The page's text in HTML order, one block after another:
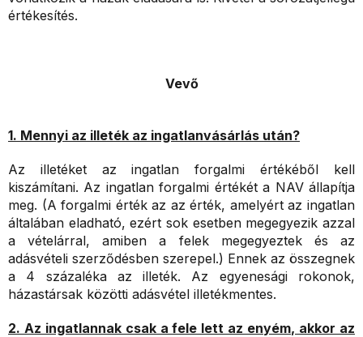
értékesítés.
Vevő
1. Mennyi az illeték az ingatlanvásárlás után?
Az illetéket az ingatlan forgalmi értékéből kell
kiszámítani. Az ingatlan forgalmi értékét a NAV állapítja
meg. (A forgalmi érték az az érték, amelyért az ingatlan
általában eladható, ezért sok esetben megegyezik azzal
a vételárral, amiben a felek megegyeztek és az
adásvételi szerződésben szerepel.) Ennek az összegnek
a 4 százaléka az illeték. Az egyenesági rokonok,
házastársak közötti adásvétel illetékmentes.
2. Az ingatlannak csak a fele lett az enyém, akkor az